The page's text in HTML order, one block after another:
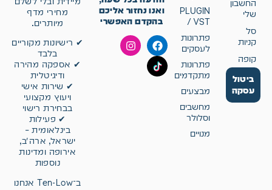
החשבון
שלי
סל
קניות
קופה
ביטול
עסקה
PLUGIN
/ VST
פתרונות
לעסקים
פתרונות
מתקדמים
מבצעים
מחשבים
וסלולר
מנויים
ואנו נחזור אליכם
בהקדם האפשרי
מחירי מדף
מיותרים.
✔ רישיונות מקוריים
בלבד
✔ אספקה מהירה
ודיגיטלית
✔ שירות אישי
ויעוץ מקצועי
בבחירת רישוי
✔ פעילות
בינלאומית –
ישראל, ארה״ב,
אירופה ומדינות
נוספות
ב־Ten-Low אנחנו